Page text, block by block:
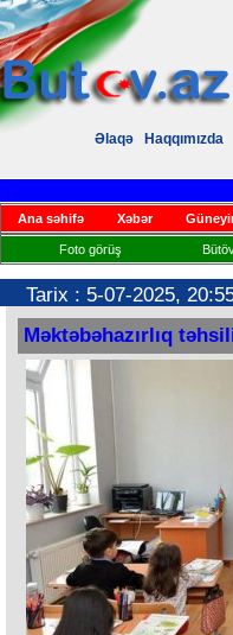
Əlaqə Haqqımızda
ANA DİLİMİZ – MİLLİ
KİMLİYİMİZDİR
Ana səhifə Xəbər
Foto görüş
Tarix : 5-07-2025,
Məktəbəhazırlıq